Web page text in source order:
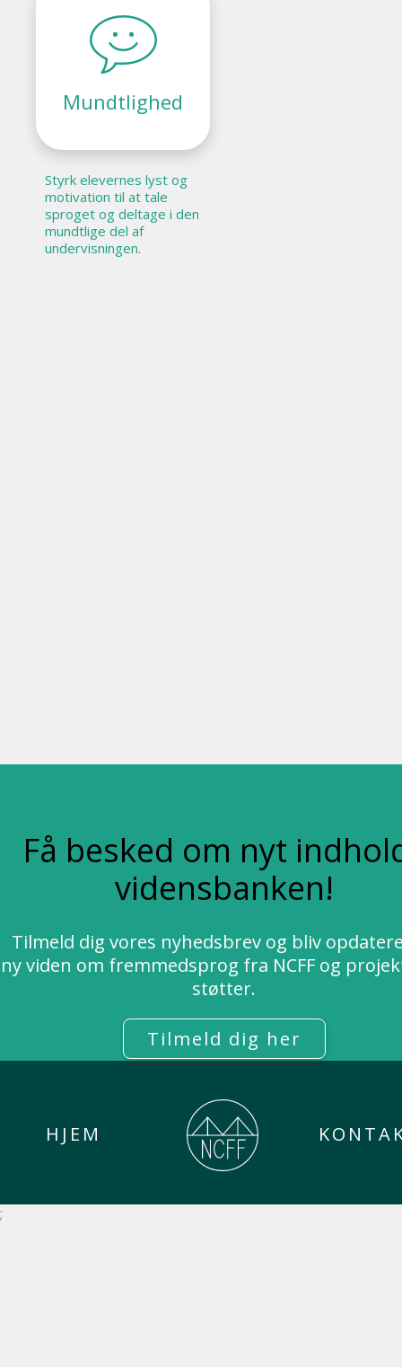
Mundtlighed
Styrk elevernes lyst og
motivation til at tale
sproget og deltage i den
mundtlige del af
undervisningen.
Få besked om nyt
vidensbanken!
Tilmeld dig vores nyhedsbrev og bliv
ny viden om fremmedsprog fra NCFF og
støtter.
Tilmeld dig her
HJEM
;